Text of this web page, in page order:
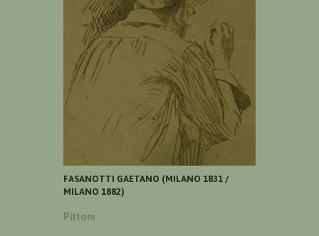
FASANOTTI GAETANO (MILANO 1831 /
MILANO 1882)
Pittore